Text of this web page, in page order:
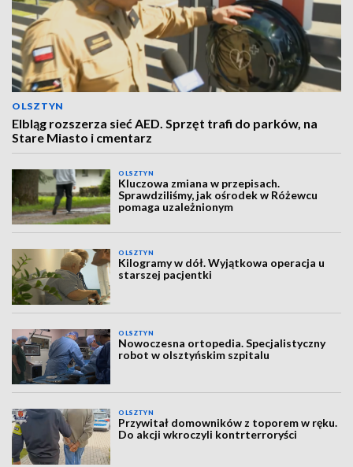
OLSZTYN
Elbląg rozszerza sieć AED. Sprzęt trafi do parków, na
Stare Miasto i cmentarz
OLSZTYN
Kluczowa zmiana w przepisach.
Sprawdziliśmy, jak ośrodek w Różewcu
pomaga uzależnionym
OLSZTYN
Kilogramy w dół. Wyjątkowa operacja u
starszej pacjentki
OLSZTYN
Nowoczesna ortopedia. Specjalistyczny
robot w olsztyńskim szpitalu
OLSZTYN
Przywitał domowników z toporem w ręku.
Do akcji wkroczyli kontrterroryści